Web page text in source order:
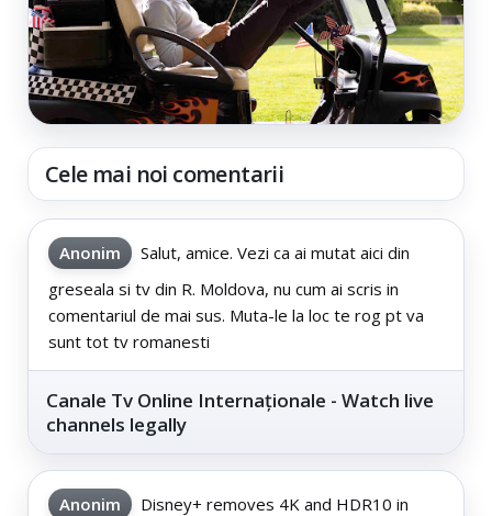
Cele mai noi comentarii
Anonim
Salut, amice. Vezi ca ai mutat aici din
greseala si tv din R. Moldova, nu cum ai scris in
comentariul de mai sus. Muta-le la loc te rog pt va
sunt tot tv romanesti
Canale Tv Online Internaționale - Watch live
channels legally
Anonim
Disney+ removes 4K and HDR10 in